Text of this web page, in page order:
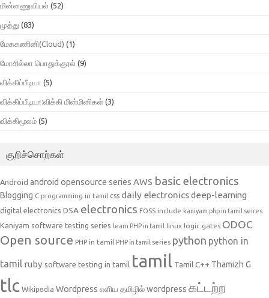
மின்னணுவியல் (52)
முத்து (83)
மேககணினி(Cloud) (1)
மோசில்லா பொதுக்குரல் (9)
விக்கிப்பீடியா (5)
விக்கிப்பீடியா:விக்கி மின்மினிகள் (3)
விக்கிமூலம் (5)
குறிச்சொற்கள்
Android android opensource series AWS basic electronics
Blogging C programming in tamil css daily electronicsdeep-learning
digital electronics DSA electronics FOSS include kaniyam php in tamil seires
Kaniyam software testing series learn PHP in tamil linux logic gates ODOC
Open source PHP in tamil PHP in tamil series python python in
tamil ruby software testing in tamil tamil Tamil C++ Thamizh G
tlc Wikipedia Wordpress எளிய தமிழில் wordpress கட்டற்ற